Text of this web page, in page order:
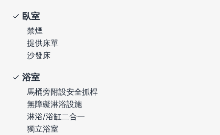
臥室
禁煙
提供床單
沙發床
浴室
馬桶旁附設安全抓桿
無障礙淋浴設施
淋浴/浴缸二合一
獨立浴室